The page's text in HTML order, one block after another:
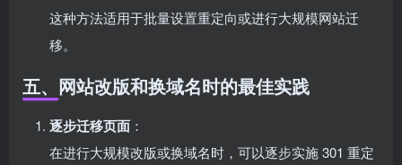
这种方法适用于批量设置重定向或进行大规模网站迁
移。
五、网站改版和换域名时的最佳实践
逐步迁移页面 ：
在进行大规模改版或换域名时，可以逐步实施 301 重定